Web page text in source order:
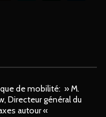
de mobilité: » M.
Directeur général du
autour «